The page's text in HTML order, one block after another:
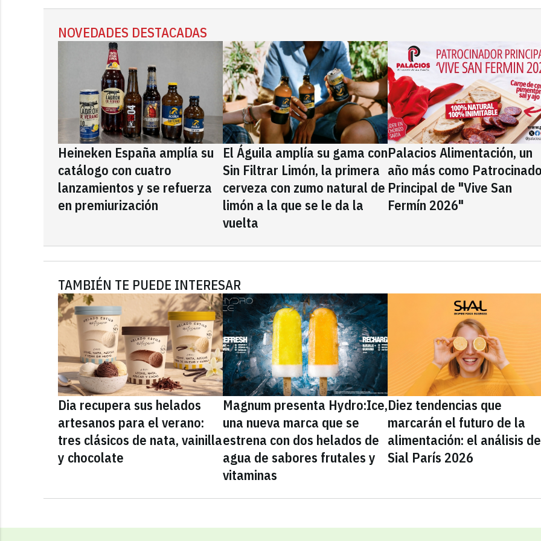
NOVEDADES DESTACADAS
Heineken España amplía su
catálogo con cuatro
lanzamientos y se refuerza
en premiurización
El Águila amplía su gama con
Sin Filtrar Limón, la primera
cerveza con zumo natural de
limón a la que se le da la
vuelta
Palacios Alimentación, un
año más como
Principal de "Vive San
Fermín 2026"
TAMBIÉN TE PUEDE INTERESAR
Dia recupera sus helados
artesanos para el verano:
tres clásicos de nata, vainilla
y chocolate
Magnum presenta Hydro:Ice,
una nueva marca que se
estrena con dos helados de
agua de sabores frutales y
vitaminas
Diez tendencias que
marcarán el futuro de la
alimentación: el análisis de
Sial París 2026